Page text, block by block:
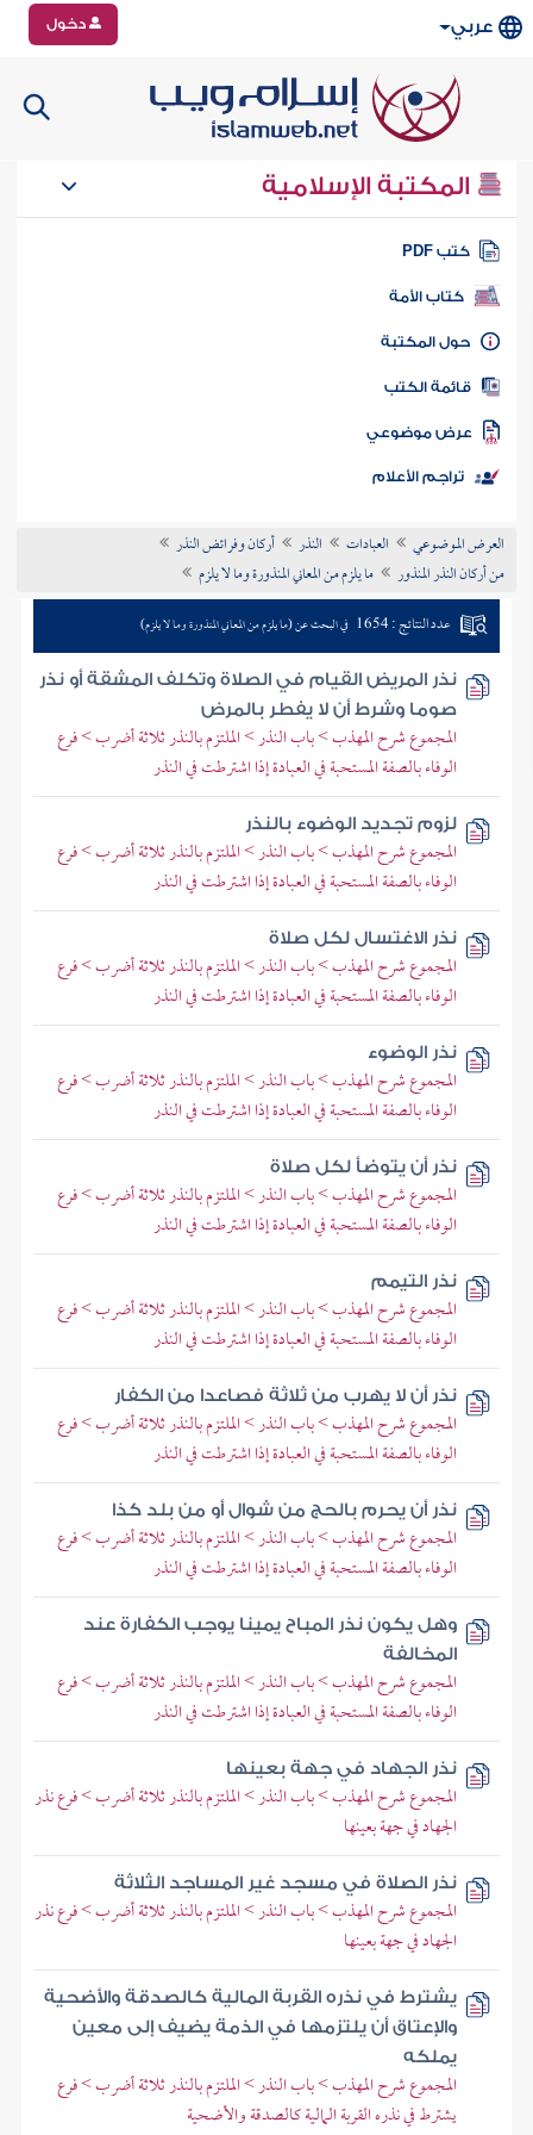
عربي دخول
المكتبة الإسلامية
كتب PDF
كتاب الأمة
المكتبة
الكتب
موضوعي
تراجم الأعلام
العرض الموضوعي العبادات النذر
أركان وفرائض النذر
من أركان النذر المنذور
ما يلزم من المعاني المنذورة وما لا يلزم
عدد النتائج : 1654 في البحث عن (ما يلزم من المعاني المنذورة وما لا يلزم)
نذر المريض القيام في الصلاة وتكلف المشقة أو نذر
صوما وشرط أن لا يفطر بالمرض
المجموع شرح المهذب > باب النذر > الملتزم بالنذر ثلاثة أضرب > فرع
الوفاء بالصفة المستحبة في العبادة إذا اشترطت في النذر
لزوم تجديد الوضوء بالنذر
المجموع شرح المهذب > باب النذر > الملتزم بالنذر ثلاثة أضرب > فرع
الوفاء بالصفة المستحبة في العبادة إذا اشترطت في النذر
نذر الاغتسال لكل صلاة
المجموع شرح المهذب > باب النذر > الملتزم بالنذر ثلاثة أضرب > فرع
الوفاء بالصفة المستحبة في العبادة إذا اشترطت في النذر
نذر الوضوء
المجموع شرح المهذب > باب النذر > الملتزم بالنذر ثلاثة أضرب > فرع
الوفاء بالصفة المستحبة في العبادة إذا اشترطت في النذر
نذر أن يتوضأ لكل صلاة
المجموع شرح المهذب > باب النذر > الملتزم بالنذر ثلاثة أضرب > فرع
الوفاء بالصفة المستحبة في العبادة إذا اشترطت في النذر
نذر التيمم
المجموع شرح المهذب > باب النذر > الملتزم بالنذر ثلاثة أضرب > فرع
الوفاء بالصفة المستحبة في العبادة إذا اشترطت في النذر
نذر أن لا يهرب من ثلاثة فصاعدا من الكفار
المجموع شرح المهذب > باب النذر > الملتزم بالنذر ثلاثة أضرب > فرع
الوفاء بالصفة المستحبة في العبادة إذا اشترطت في النذر
نذر أن يحرم بالحج من شوال أو من بلد كذا
المجموع شرح المهذب > باب النذر > الملتزم بالنذر ثلاثة أضرب > فرع
الوفاء بالصفة المستحبة في العبادة إذا اشترطت في النذر
وهل يكون نذر المباح يمينا يوجب الكفارة عند
المخالفة
المجموع شرح المهذب > باب النذر > الملتزم بالنذر ثلاثة أضرب > فرع
الوفاء بالصفة المستحبة في العبادة إذا اشترطت في النذر
نذر الجهاد في جهة بعينها
المجموع شرح المهذب > باب النذر > الملتزم بالنذر ثلاثة أضرب > فرع نذر
الجهاد في جهة بعينها
نذر الصلاة في مسجد غير المساجد الثلاثة
المجموع شرح المهذب > باب النذر > الملتزم بالنذر ثلاثة أضرب > فرع نذر
الجهاد في جهة بعينها
يشترط في نذره القربة المالية كالصدقة والأضحية
والإعتاق أن يلتزمها في الذمة يضيف إلى معين
يملكه
المجموع شرح المهذب > باب النذر > الملتزم بالنذر ثلاثة أضرب > فرع
يشترط في نذره القربة المالية كالصدقة والأضحية